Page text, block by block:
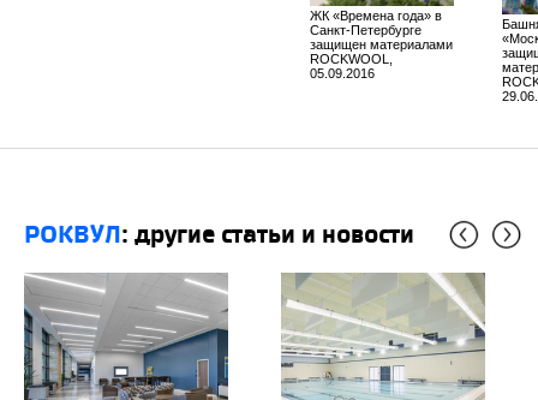
ЖК «Времена года» в
Санкт-Петербурге
защищен материалами
ROCKWOOL,
05.09.2016
РОКВУЛ: другие статьи и новости